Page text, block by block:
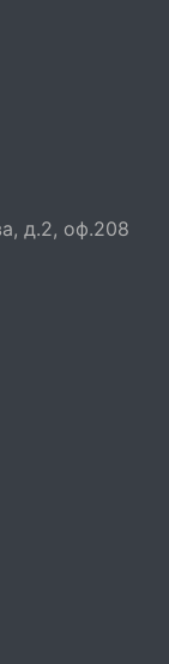
д.2, оф.208